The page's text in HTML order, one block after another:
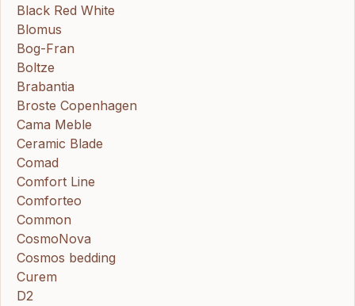
Black Red White
Blomus
Bog-Fran
Boltze
Brabantia
Broste Copenhagen
Cama Meble
Ceramic Blade
Comad
Comfort Line
Comforteo
Common
CosmoNova
Cosmos bedding
Curem
D2